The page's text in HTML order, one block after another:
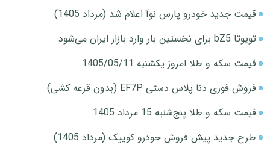
قیمت جدید خودرو پارس نوآ اعلام شد (مرداد 1405)
تویوتا bZ5 برای نخستین بار وارد بازار ایران می‌شود
قیمت سکه و طلا امروز یکشنبه 1405/05/11
فروش فوری دنا پلاس دستی EF7P (بدون قرعه کشی)
قیمت سکه و طلا پنج‌شنبه 15 مرداد 1405
طرح جدید پیش فروش خودرو کوییک (مرداد 1405)